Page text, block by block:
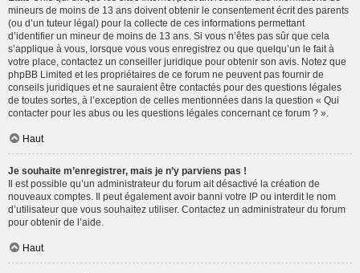
mineurs de moins de 13 ans doivent obtenir le consentement écrit des parents
(ou d’un tuteur légal) pour la collecte de ces informations permettant
d’identifier un mineur de moins de 13 ans. Si vous n’êtes pas sûr que cela
s’applique à vous, lorsque vous vous enregistrez ou que quelqu’un le fait à
votre place, contactez un conseiller juridique pour obtenir son avis. Notez que
phpBB Limited et les propriétaires de ce forum ne peuvent pas fournir de
conseils juridiques et ne sauraient être contactés pour des questions légales
de toutes sortes, à l’exception de celles mentionnées dans la question « Qui
contacter pour les abus ou les questions légales concernant ce forum ? ».
Haut
Je souhaite m’enregistrer, mais je n’y parviens pas !
Il est possible qu’un administrateur du forum ait désactivé la création de
nouveaux comptes. Il peut également avoir banni votre IP ou interdit le nom
d’utilisateur que vous souhaitez utiliser. Contactez un administrateur du forum
pour obtenir de l’aide.
Haut